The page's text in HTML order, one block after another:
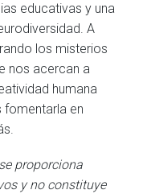
educativas y una
A
los misterios
nos acercan a
humana
en
proporciona
y no constituye